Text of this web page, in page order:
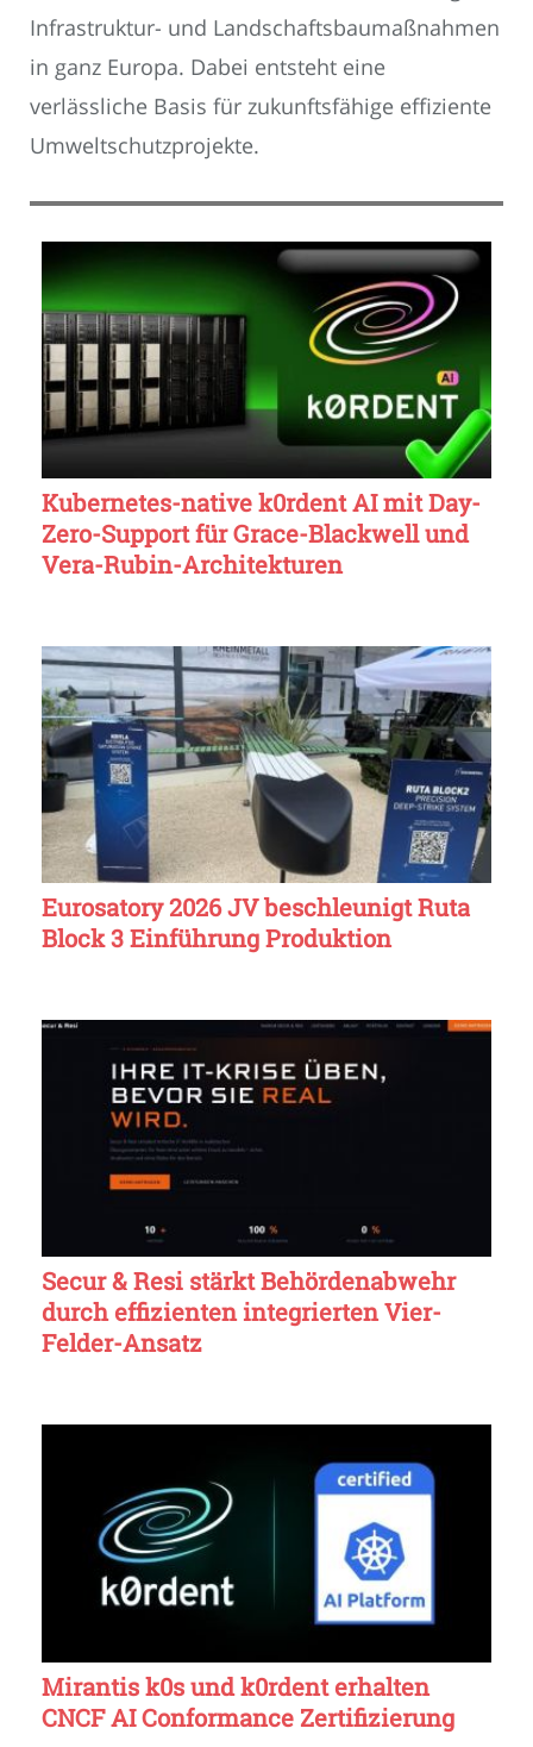
Infrastruktur- und Landschaftsbaumaßnahmen
in ganz Europa. Dabei entsteht eine
verlässliche Basis für zukunftsfähige effiziente
Umweltschutzprojekte.
Kubernetes-native k0rdent AI mit Day-
Zero-Support für Grace-Blackwell und
Vera-Rubin-Architekturen
Eurosatory 2026 JV beschleunigt Ruta
Block 3 Einführung Produktion
Secur & Resi stärkt Behördenabwehr
durch effizienten integrierten Vier-
Felder-Ansatz
Mirantis k0s und k0rdent erhalten
CNCF AI Conformance Zertifizierung